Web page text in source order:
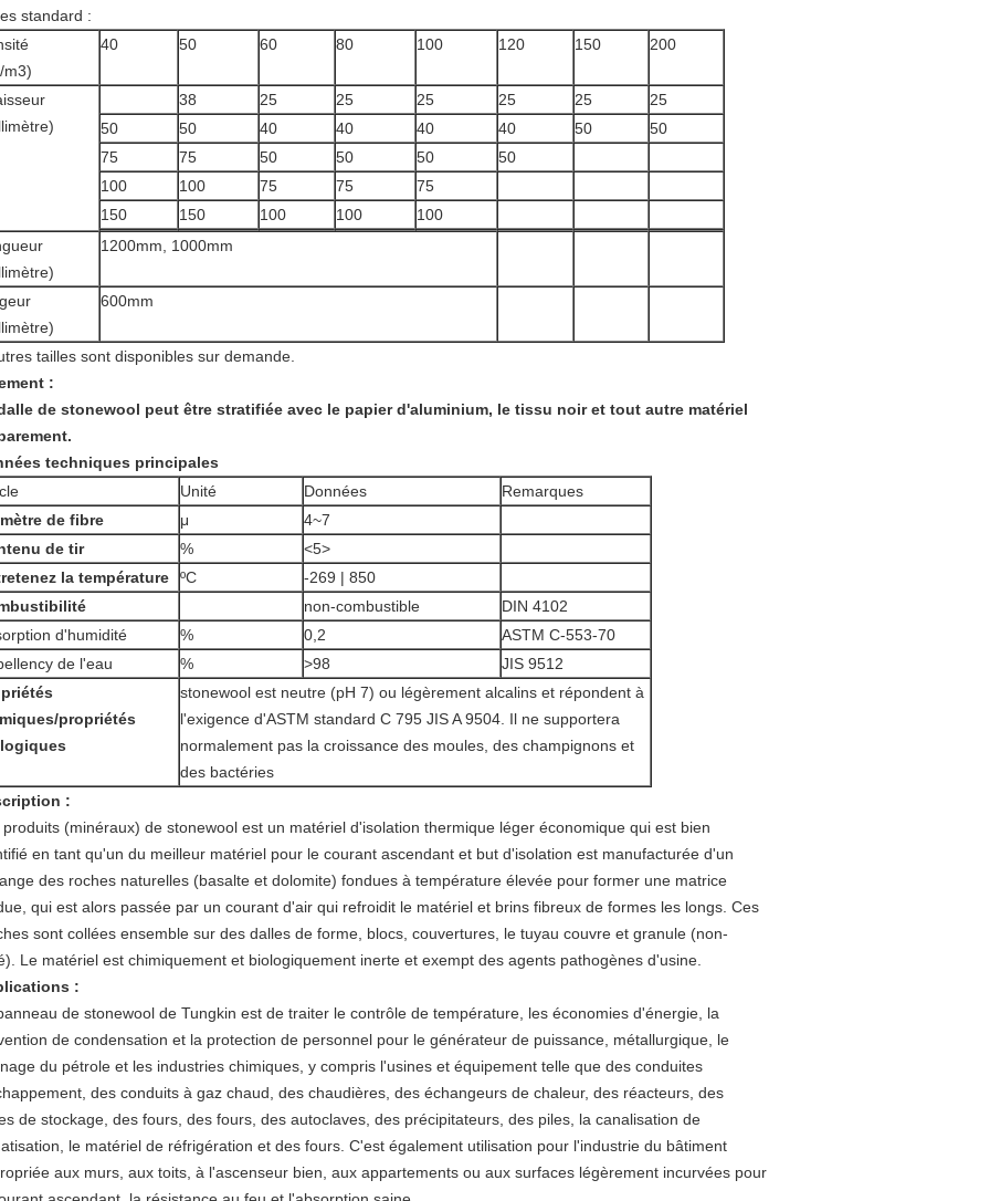
standard :
m3)
40 50 60 80 100 120 150 200
38 25 25 25 25 25
25
50
50 40 40 40 40 50
50
75
75 50 50 50
50
100
100 75 75
75
150
150 100 100
100
1200mm, 1000mm
600mm
tailles sont disponibles sur demande.
:
de stonewool peut être stratifiée avec le papier d'aluminium, le tissu noir et tout autre matériel
techniques principales
Unité Données
Remarques
de fibre
μ
4~7
de tir
%
<5>
la température
ºC
-269 | 850
non-combustible
DIN 4102
d'humidité
% 0,2
ASTM C-553-70
de l'eau
% >98
JIS 9512
propriétés
stonewool est neutre (pH 7) ou légèrement alcalins et répondent à
l'exigence d'ASTM standard C 795 JIS A 9504. Il ne supportera
normalement pas la croissance des moules, des champignons et
des bactéries
:
produits (minéraux) de stonewool est un matériel d'isolation thermique léger économique qui est bien
en tant qu'un du meilleur matériel pour le courant ascendant et but d'isolation est manufacturée d'un
des roches naturelles (basalte et dolomite) fondues à température élevée pour former une matrice
qui est alors passée par un courant d'air qui refroidit le matériel et brins fibreux de formes les longs. Ces
sont collées ensemble sur des dalles de forme, blocs, couvertures, le tuyau couvre et granule (non-
Le matériel est chimiquement et biologiquement inerte et exempt des agents pathogènes d'usine.
:
de stonewool de Tungkin est de traiter le contrôle de température, les économies d'énergie, la
de condensation et la protection de personnel pour le générateur de puissance, métallurgique, le
du pétrole et les industries chimiques, y compris l'usines et équipement telle que des conduites
des conduits à gaz chaud, des chaudières, des échangeurs de chaleur, des réacteurs, des
de stockage, des fours, des fours, des autoclaves, des précipitateurs, des piles, la canalisation de
le matériel de réfrigération et des fours. C'est également utilisation pour l'industrie du bâtiment
aux murs, aux toits, à l'ascenseur bien, aux appartements ou aux surfaces légèrement incurvées pour